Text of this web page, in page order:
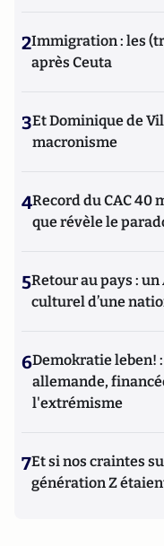
2Immigration : les
après Ceuta
3Et Dominique de
macronisme
4Record du CAC 40
que révèle le
5Retour au pays :
culturel d’une
6Demokratie leben!
allemande,
l'extrémisme
7Et si nos craintes
génération Z